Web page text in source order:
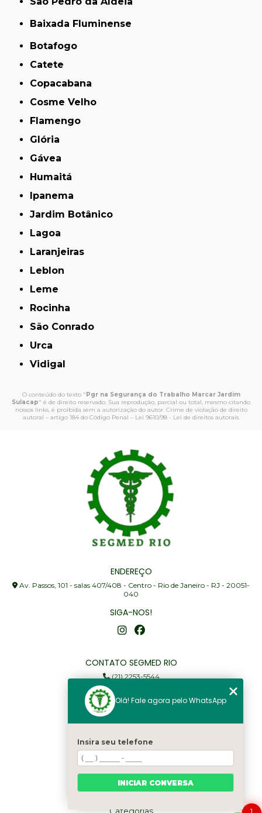
Baixada Fluminense
Botafogo
Catete
Copacabana
Cosme Velho
Flamengo
Glória
Gávea
Humaitá
Ipanema
Jardim Botânico
Lagoa
Laranjeiras
Leblon
Leme
Rocinha
São Conrado
Urca
Vidigal
O conteúdo do texto "Pgr na Segurança do Trabalho Marcar Jardim
Sulacap" é de direito reservado. Sua reprodução, parcial ou total, mesmo citando
nossos links, é proibida sem a autorização do autor. Crime de violação de direito
autoral – artigo 184 do Código Penal – Lei 9610/98 - Lei de direitos autorais.
ENDEREÇO
Av. Passos, 101 - salas 407/408 - Centro - Rio de Janeiro - RJ - 20051-
040
SIGA-NOS!
CONTATO SEGMED RIO
(21) 2253-5544
(21) 97905-3352
segmed@segmedrio.com.br
Home
Institucional
Serviços
Olá! Fale agora pelo WhatsApp
Insira seu telefone
INICIAR CONVERSA